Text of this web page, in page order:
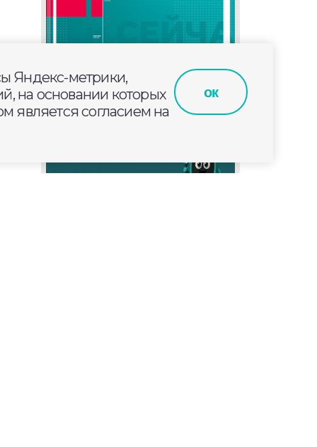
Яндекс-метрики,
на основании которых
является согласием на
ок